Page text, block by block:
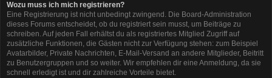
Wozu muss ich mich registrieren?
Eine Registrierung ist nicht unbedingt zwingend. Die Board-Administration
dieses Forums entscheidet, ob du registriert sein musst, um Beiträge zu
schreiben. Auf jeden Fall erhältst du als registriertes Mitglied Zugriff auf
zusätzliche Funktionen, die Gästen nicht zur Verfügung stehen: zum Beispiel
Avatarbilder, Private Nachrichten, E-Mail-Versand an andere Mitglieder, Beitritt
zu Benutzergruppen und so weiter. Wir empfehlen dir eine Anmeldung, da sie
schnell erledigt ist und dir zahlreiche Vorteile bietet.